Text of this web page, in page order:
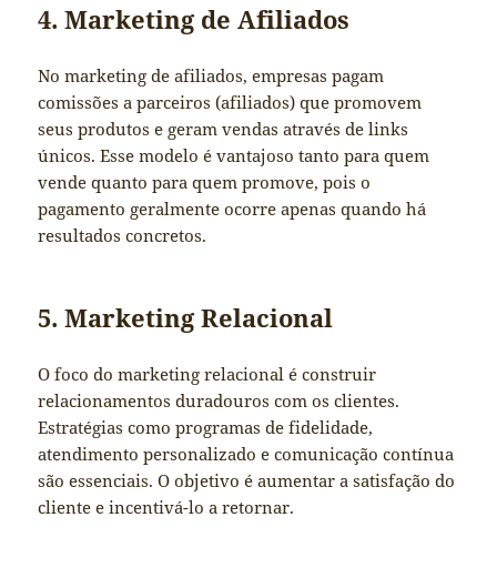
4. Marketing de Afiliados
No marketing de afiliados, empresas pagam
comissões a parceiros (afiliados) que promovem
seus produtos e geram vendas através de links
únicos. Esse modelo é vantajoso tanto para quem
vende quanto para quem promove, pois o
pagamento geralmente ocorre apenas quando há
resultados concretos.
5. Marketing Relacional
O foco do marketing relacional é construir
relacionamentos duradouros com os clientes.
Estratégias como programas de fidelidade,
atendimento personalizado e comunicação contínua
são essenciais. O objetivo é aumentar a satisfação do
cliente e incentivá-lo a retornar.